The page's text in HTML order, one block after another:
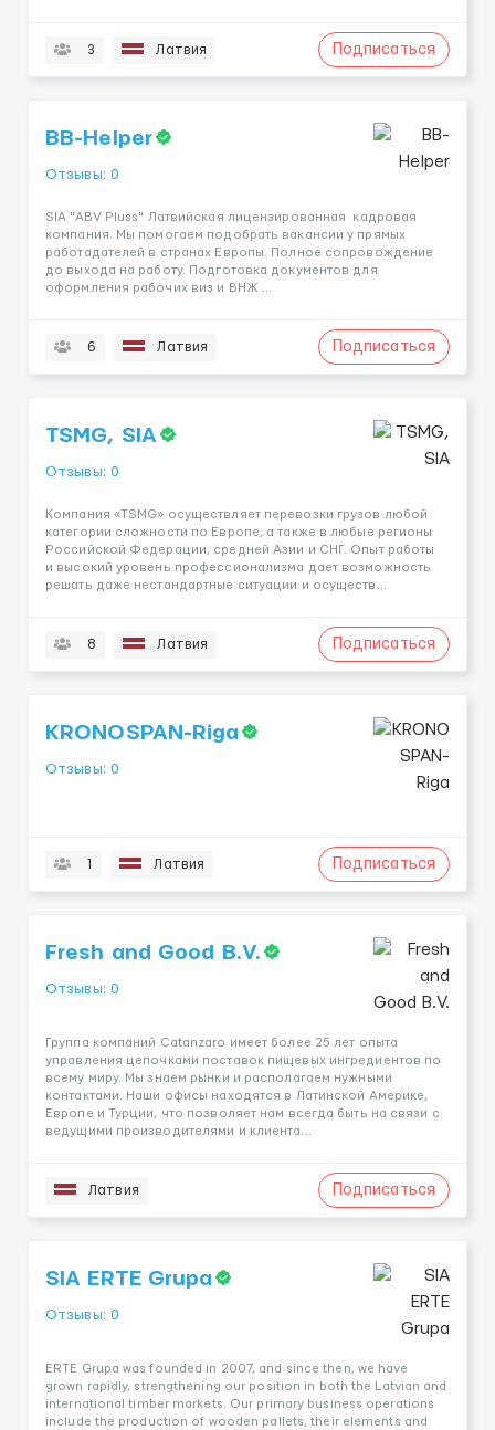
3 Латвия Подписаться
BB-Helper
Отзывы: 0
SIA "ABV Pluss" Латвийская лицензированная кадровая
компания. Мы помогаем подобрать вакансии у прямых
работадателей в странах Европы. Полное сопровождение
до выхода на работу. Подготовка документов для
оформления рабочих виз и ВНЖ ...
6 Латвия Подписаться
TSMG, SIA
Отзывы: 0
Компания «TSMG» осуществляет перевозки грузов любой
категории сложности по Европе, а также в любые регионы
Российской Федерации, средней Азии и СНГ. Опыт работы
и высокий уровень профессионализма дает возможность
решать даже нестандартные ситуации и осуществ...
8 Латвия Подписаться
KRONOSPAN-Riga
Отзывы: 0
1 Латвия Подписаться
Fresh and Good B.V.
Отзывы: 0
Группа компаний Catanzaro имеет более 25 лет опыта
управления цепочками поставок пищевых ингредиентов по
всему миру. Мы знаем рынки и располагаем нужными
контактами. Наши офисы находятся в Латинской Америке,
Европе и Турции, что позволяет нам всегда быть на связи с
ведущими производителями и клиента...
Латвия Подписаться
SIA ERTE Grupa
Отзывы: 0
ERTE Grupa was founded in 2007, and since then, we have
grown rapidly, strengthening our position in both the Latvian and
international timber markets. Our primary business operations
include the production of wooden pallets, their elements and